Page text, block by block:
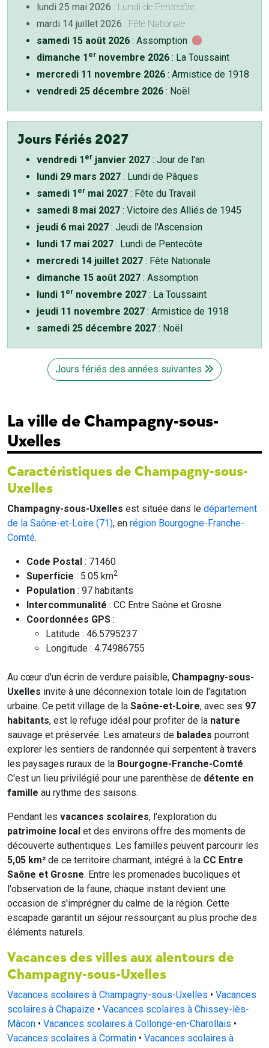
lundi 25 mai 2026 : Lundi de Pentecôte
mardi 14 juillet 2026 : Fête Nationale
samedi 15 août 2026 : Assomption
dimanche 1 er novembre 2026 : La Toussaint
mercredi 11 novembre 2026 : Armistice de 1918
vendredi 25 décembre 2026 : Noël
Jours Fériés 2027
vendredi 1 er janvier 2027 : Jour de l'an
lundi 29 mars 2027 : Lundi de Pâques
samedi 1 er mai 2027 : Fête du Travail
samedi 8 mai 2027 : Victoire des Alliés de 1945
jeudi 6 mai 2027 : Jeudi de l'Ascension
lundi 17 mai 2027 : Lundi de Pentecôte
mercredi 14 juillet 2027 : Fête Nationale
dimanche 15 août 2027 : Assomption
lundi 1 er novembre 2027 : La Toussaint
jeudi 11 novembre 2027 : Armistice de 1918
samedi 25 décembre 2027 : Noël
Jours fériés des années suivantes
La ville de Champagny-sous-
Uxelles
Caractéristiques de Champagny-sous-
Uxelles
Champagny-sous-Uxelles est située dans le département
de la Saône-et-Loire (71), en région Bourgogne-Franche-
Comté.
Code Postal : 71460
Superficie : 5.05 km2
Population : 97 habitants
Intercommunalité : CC Entre Saône et Grosne
Coordonnées GPS :
Latitude : 46.5795237
Longitude : 4.74986755
Au cœur d'un écrin de verdure paisible, Champagny-sous-
Uxelles invite à une déconnexion totale loin de l'agitation
urbaine. Ce petit village de la Saône-et-Loire, avec ses 97
habitants, est le refuge idéal pour profiter de la nature
sauvage et préservée. Les amateurs de balades pourront
explorer les sentiers de randonnée qui serpentent à travers
les paysages ruraux de la Bourgogne-Franche-Comté.
C'est un lieu privilégié pour une parenthèse de détente en
famille au rythme des saisons.
Pendant les vacances scolaires, l'exploration du
patrimoine local et des environs offre des moments de
découverte authentiques. Les familles peuvent parcourir les
5,05 km² de ce territoire charmant, intégré à la CC Entre
Saône et Grosne. Entre les promenades bucoliques et
l'observation de la faune, chaque instant devient une
occasion de s'imprégner du calme de la région. Cette
escapade garantit un séjour ressourçant au plus proche des
éléments naturels.
Vacances des villes aux alentours de
Champagny-sous-Uxelles
Vacances scolaires à Champagny-sous-Uxelles • Vacances
scolaires à Chapaize • Vacances scolaires à Chissey-lès-
Mâcon • Vacances scolaires à Collonge-en-Charollais •
Vacances scolaires à Cormatin • Vacances scolaires à